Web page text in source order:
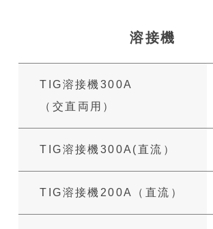
溶接機
TIG溶接機300A
（交直両用）
TIG溶接機300A (直流）
TIG溶接機200A （直流）